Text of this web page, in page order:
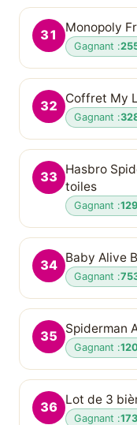
31 Monopoly
Gagnant :
32 Coffret My
Gagnant :
33
Hasbro
toiles
Gagnant :
34 Baby Alive
Gagnant :
35 Spiderman
Gagnant :
36 Lot de 3
Gagnant :